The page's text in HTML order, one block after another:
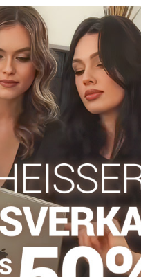
haben?
Zögern Sie
Bewertungen
Das feine Material mit
verstärkte Zehen